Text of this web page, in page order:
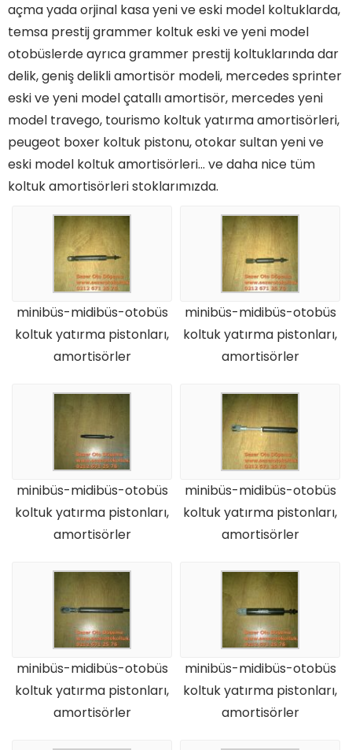
açma yada orjinal kasa yeni ve eski model koltuklarda,
temsa prestij grammer koltuk eski ve yeni model
otobüslerde ayrıca grammer prestij koltuklarında dar
delik, geniş delikli amortisör modeli, mercedes sprinter
eski ve yeni model çatallı amortisör, mercedes yeni
model travego, tourismo koltuk yatırma amortisörleri,
peugeot boxer koltuk pistonu, otokar sultan yeni ve
eski model koltuk amortisörleri… ve daha nice tüm
koltuk amortisörleri stoklarımızda.
minibüs-midibüs-otobüs
koltuk yatırma pistonları,
amortisörler
minibüs-midibüs-otobüs
koltuk yatırma pistonları,
amortisörler
minibüs-midibüs-otobüs
koltuk yatırma pistonları,
amortisörler
minibüs-midibüs-otobüs
koltuk yatırma pistonları,
amortisörler
minibüs-midibüs-otobüs
koltuk yatırma pistonları,
amortisörler
minibüs-midibüs-otobüs
koltuk yatırma pistonları,
amortisörler